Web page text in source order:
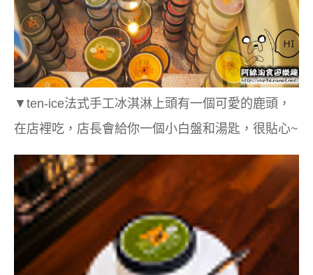
▼ten-ice法式手工冰淇淋上頭有一個可愛的鹿頭，
在店裡吃，店長會給你一個小白盤和湯匙，很貼心~